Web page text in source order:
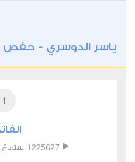
ياسر الدوسري -
1
1225627 استماع